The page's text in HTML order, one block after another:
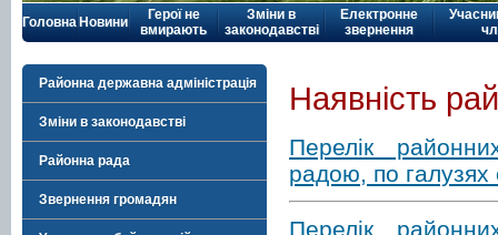
Головна Новини
Герої не
вмирають
Зміни в
законодавстві
Електронне
звернення
Районна державна адміністрація
Зміни в законодавстві
Районна рада
Звернення громадян
Наявність
Перелік
радою, по
Перелік